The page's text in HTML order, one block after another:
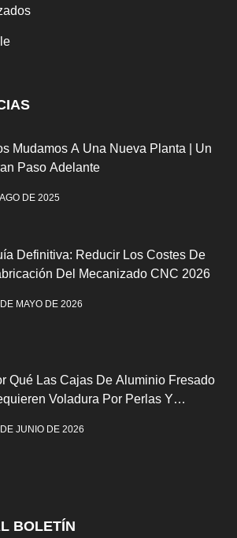
Mudamos A Una Nueva Planta | Un
Paso Adelante
DE 2025
Definitiva: Reducir Los Costes De
Del Mecanizado CNC 2026
MAYO DE 2026
Qué Las Cajas De Aluminio Fresado
Voladura Por Perlas Y
JUNIO DE 2026
BOLETÍN